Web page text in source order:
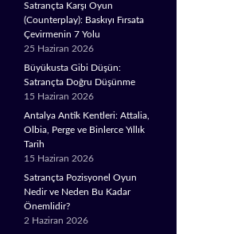
Satrançta Karşı Oyun
(Counterplay): Baskıyı Fırsata
Çevirmenin 7 Yolu
25 Haziran 2026
Büyükusta Gibi Düşün:
Satrançta Doğru Düşünme
15 Haziran 2026
Antalya Antik Kentleri: Attalia,
Olbia, Perge ve Binlerce Yıllık
Tarih
15 Haziran 2026
Satrançta Pozisyonel Oyun
Nedir ve Neden Bu Kadar
Önemlidir?
2 Haziran 2026